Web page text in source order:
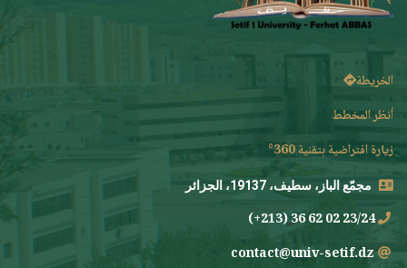
الخريطة
أنظر المخطط
زيارة افتراضية بتقنية 360°
مجمّع الباز، سطيف، 19137، الجزائر
23/24 02 62 36 (213+)
contact@univ-setif.dz